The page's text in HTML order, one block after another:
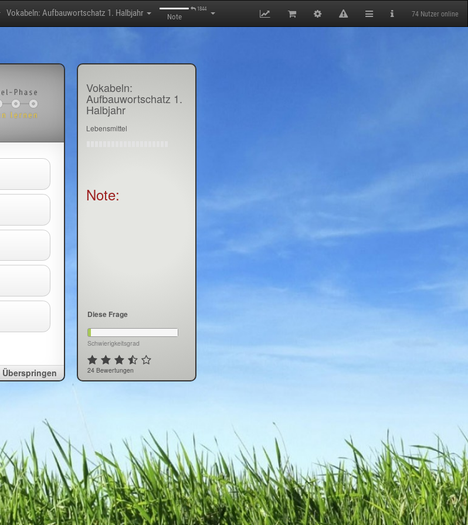
Vokabeln: Aufbauwortschatz 1. Halbjahr 1844
Note 74 Nutzer online
Überspringen
Vokabeln:
Aufbauwortschatz 1.
Halbjahr
Lebensmittel
Note:
Diese Frage
Schwierigkeitsgrad
24 Bewertungen